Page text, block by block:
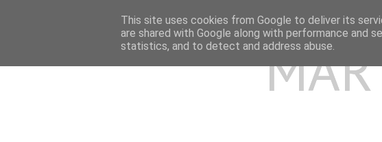
This site uses cookies from Google to deliver its
are shared with Google along with performance and
statistics, and to detect and address abuse.